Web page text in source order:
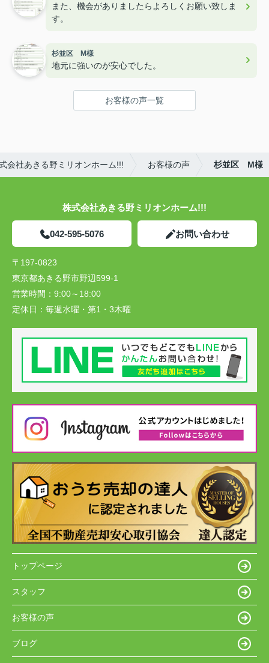
また、機会がありましたらよろしくお願い致しま
す。
杉並区 M様
地元に強いのが安心でした。
お客様の声一覧
会社あきる野ミリオンホーム!!! お客様の声 杉並区 M様
株式会社あきる野ミリオンホーム!!!
042-595-5076 お問い合わせ
〒197-0823
東京都あきる野市野辺599-1
営業時間： 9:00～18:00
定休日： 毎週水曜・第1・3木曜
トップページ
スタッフ
お客様の声
ブログ